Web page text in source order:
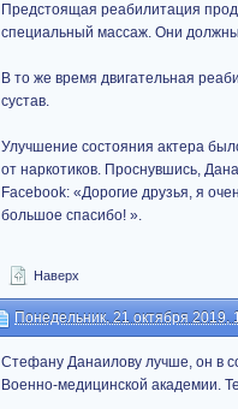
Предстоящая реабилитация
специальный массаж. Они
В то же время двигательная
сустав.
Улучшение состояния актера
от наркотиков. Проснувшись,
Facebook: «Дорогие друзья, я
большое спасибо! ».
Наверх
Понедельник, 21 октября 2019,
Стефану Данаилову лучше, он в
Военно-медицинской академии.